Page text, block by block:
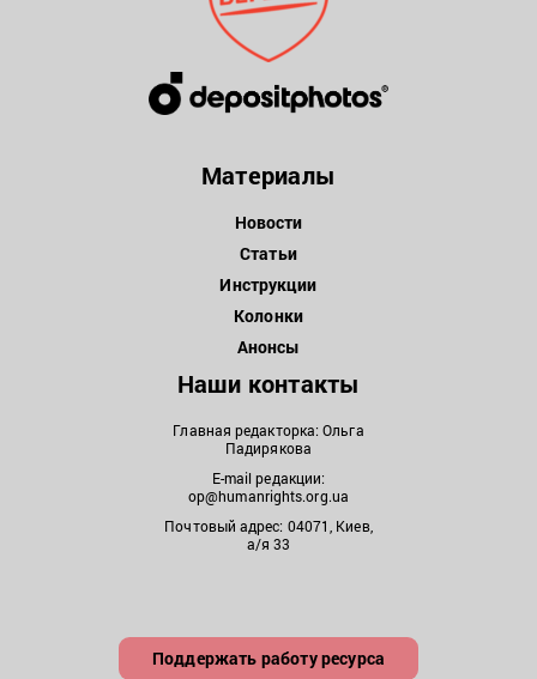
Материалы
Новости
Статьи
Инструкции
Колонки
Анонсы
Наши контакты
Главная редакторка: Ольга
Падирякова
E-mail редакции:
op@humanrights.org.ua
Почтовый адрес: 04071, Киев,
а/я 33
Поддержать работу ресурса